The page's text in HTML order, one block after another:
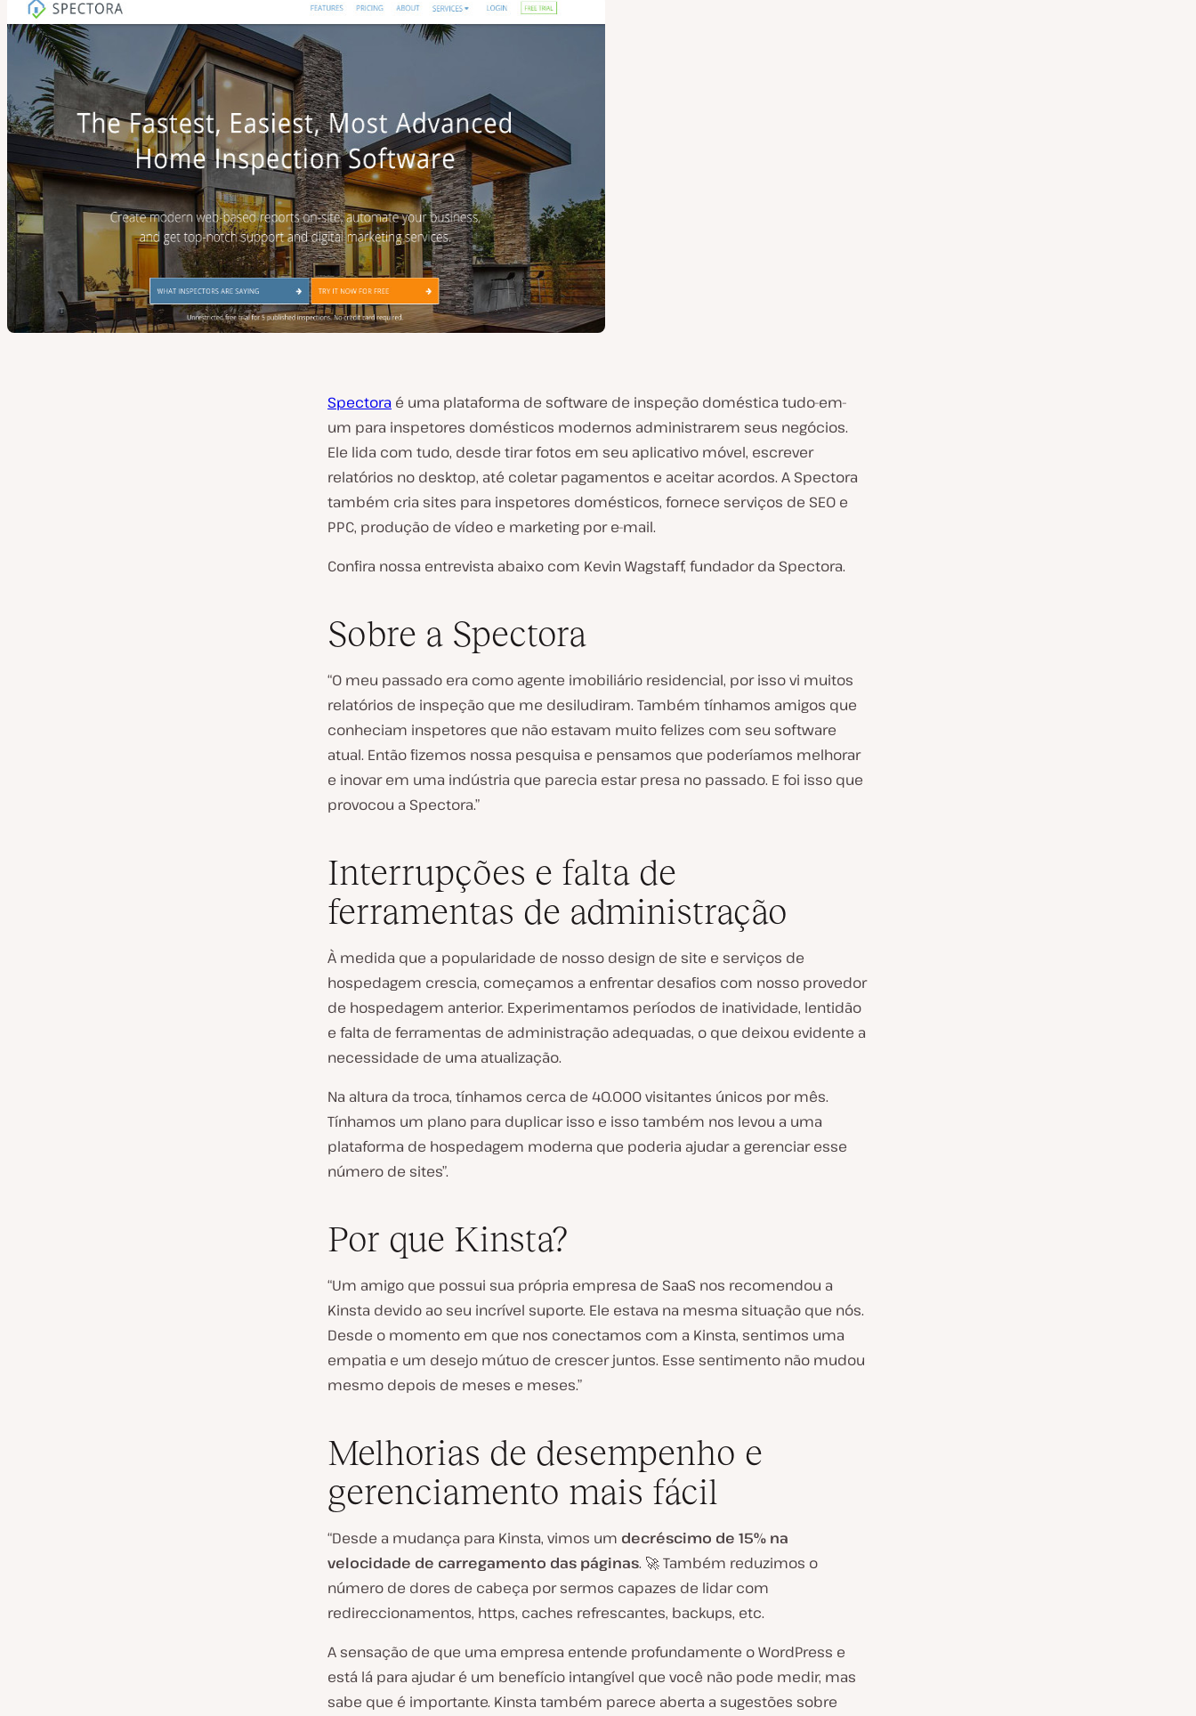
Spectora é uma plataforma de software de inspeção doméstica tudo-em-
um para inspetores domésticos modernos administrarem seus negócios.
Ele lida com tudo, desde tirar fotos em seu aplicativo móvel, escrever
relatórios no desktop, até coletar pagamentos e aceitar acordos. A Spectora
também cria sites para inspetores domésticos, fornece serviços de SEO e
PPC, produção de vídeo e marketing por e-mail.
Confira nossa entrevista abaixo com Kevin Wagstaff, fundador da Spectora.
Sobre a Spectora
“O meu passado era como agente imobiliário residencial, por isso vi muitos
relatórios de inspeção que me desiludiram. Também tínhamos amigos que
conheciam inspetores que não estavam muito felizes com seu software
atual. Então fizemos nossa pesquisa e pensamos que poderíamos melhorar
e inovar em uma indústria que parecia estar presa no passado. E foi isso que
provocou a Spectora.”
Interrupções e falta de
ferramentas de administração
À medida que a popularidade de nosso design de site e serviços de
hospedagem crescia, começamos a enfrentar desafios com nosso provedor
de hospedagem anterior. Experimentamos períodos de inatividade, lentidão
e falta de ferramentas de administração adequadas, o que deixou evidente a
necessidade de uma atualização.
Na altura da troca, tínhamos cerca de 40.000 visitantes únicos por mês.
Tínhamos um plano para duplicar isso e isso também nos levou a uma
plataforma de hospedagem moderna que poderia ajudar a gerenciar esse
número de sites”.
Por que Kinsta?
“Um amigo que possui sua própria empresa de SaaS nos recomendou a
Kinsta devido ao seu incrível suporte. Ele estava na mesma situação que nós.
Desde o momento em que nos conectamos com a Kinsta, sentimos uma
empatia e um desejo mútuo de crescer juntos. Esse sentimento não mudou
mesmo depois de meses e meses.”
Melhorias de desempenho e
gerenciamento mais fácil
“Desde a mudança para Kinsta, vimos um decréscimo de 15% na
velocidade de carregamento das páginas. 🚀 Também reduzimos o
número de dores de cabeça por sermos capazes de lidar com
redireccionamentos, https, caches refrescantes, backups, etc.
A sensação de que uma empresa entende profundamente o WordPress e
está lá para ajudar é um benefício intangível que você não pode medir, mas
sabe que é importante. Kinsta também parece aberta a sugestões sobre